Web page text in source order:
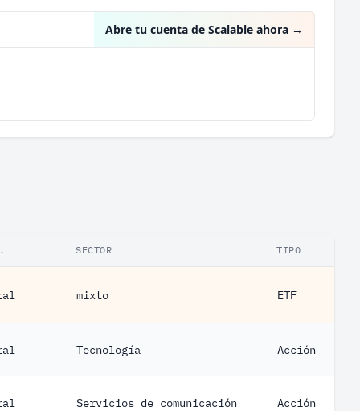
Abre tu cuenta de Scalable ahora →
SECTOR TIPO
mixto ETF
Tecnología Acción
Servicios de comunicación Acción